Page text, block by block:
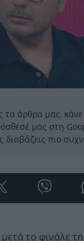
τα άρθρα μας, κάνε
μας στη
διαβάζεις πιο
το φινάλε